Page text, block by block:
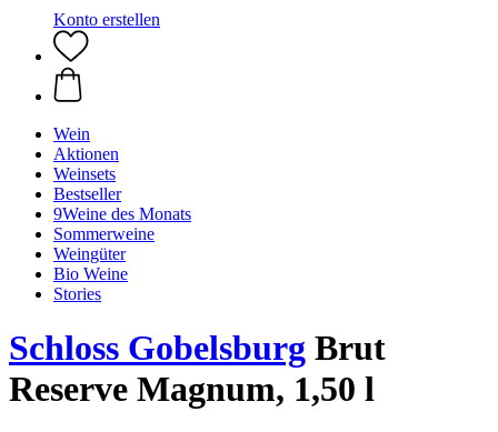
Konto erstellen
Wein
Aktionen
Weinsets
Bestseller
9Weine des Monats
Sommerweine
Weingüter
Bio Weine
Stories
Schloss Gobelsburg Brut
Reserve Magnum, 1,50 l